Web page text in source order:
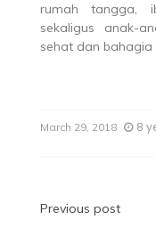
rumah tangga,
sekaligus anak-
sehat dan bahagia
March 29, 2018 8
Previous post